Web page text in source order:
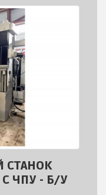
ЧПУ - Б/У